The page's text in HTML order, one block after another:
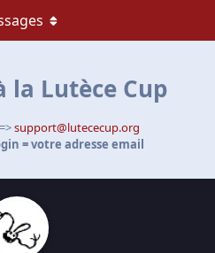
la Lutèce Cup
support@lutececup.org
= votre adresse email